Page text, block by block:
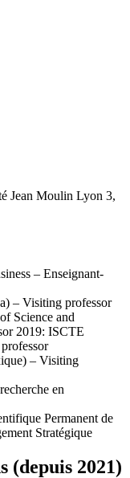
Jean Moulin Lyon 3,
– Enseignant-
– Visiting professor
Science and
2019: ISCTE
– Visiting
en
Permanent de
Stratégique
(depuis 2021)